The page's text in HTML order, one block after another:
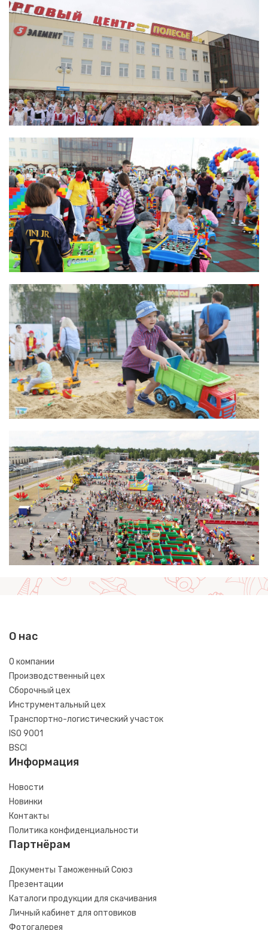
О нас
О компании
Производственный цех
Сборочный цех
Инструментальный цех
Транспортно-логистический участок
ISO 9001
BSCI
Информация
Новости
Новинки
Контакты
Политика конфиденциальности
Партнёрам
Документы Таможенный Союз
Презентации
Каталоги продукции для скачивания
Личный кабинет для оптовиков
Фотогалерея